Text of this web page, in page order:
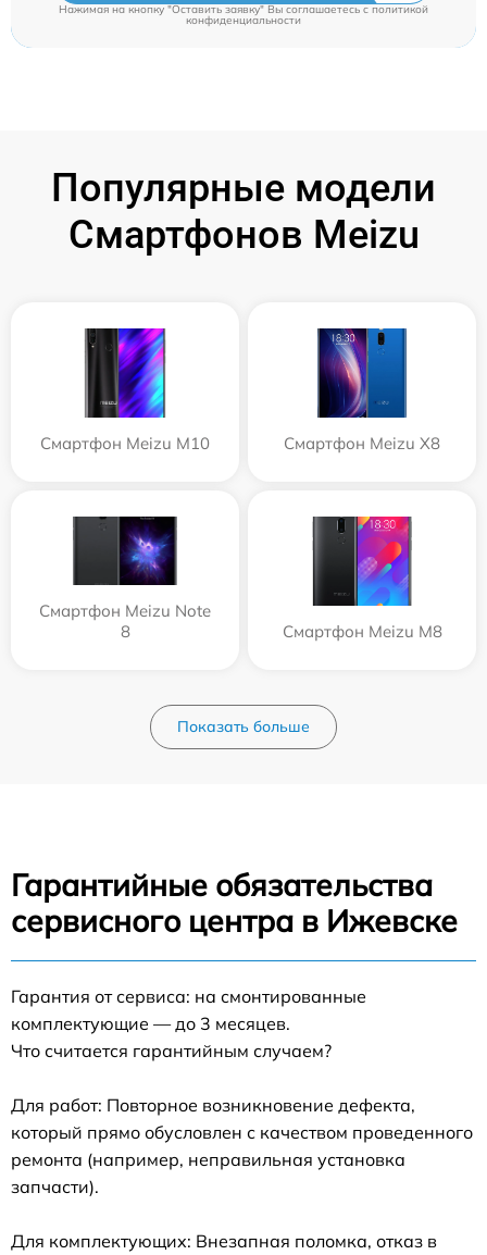
Нажимая на кнопку "Оставить заявку" Вы соглашаетесь cполитикой
конфиденциальности
Популярные модели
Смартфонов Meizu
Смартфон Meizu M10 Смартфон Meizu X8
Смартфон Meizu Note
8
Смартфон Meizu M8
Показать больше
Гарантийные обязательства
сервисного центра в Ижевске
Гарантия от сервиса: на смонтированные
комплектующие — до 3 месяцев.
Что считается гарантийным случаем?
Для работ: Повторное возникновение дефекта,
который прямо обусловлен с качеством проведенного
ремонта (например, неправильная установка
запчасти).
Для комплектующих: Внезапная поломка, отказ в